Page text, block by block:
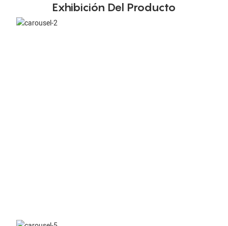
Exhibición Del Producto